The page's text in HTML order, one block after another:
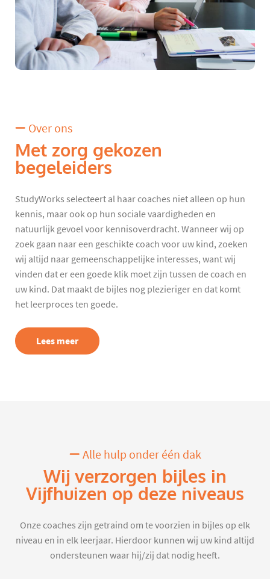
Over ons
Met zorg gekozen
begeleiders
StudyWorks selecteert al haar coaches niet alleen op hun
kennis, maar ook op hun sociale vaardigheden en
natuurlijk gevoel voor kennisoverdracht. Wanneer wij op
zoek gaan naar een geschikte coach voor uw kind, zoeken
wij altijd naar gemeenschappelijke interesses, want wij
vinden dat er een goede klik moet zijn tussen de coach en
uw kind. Dat maakt de bijles nog plezieriger en dat komt
het leerproces ten goede.
Lees meer
Alle hulp onder één dak
Wij verzorgen bijles in
Vijfhuizen op deze niveaus
Onze coaches zijn getraind om te voorzien in bijles op elk
niveau en in elk leerjaar. Hierdoor kunnen wij uw kind altijd
ondersteunen waar hij/zij dat nodig heeft.